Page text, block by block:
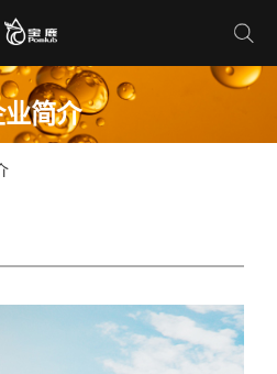
业简介